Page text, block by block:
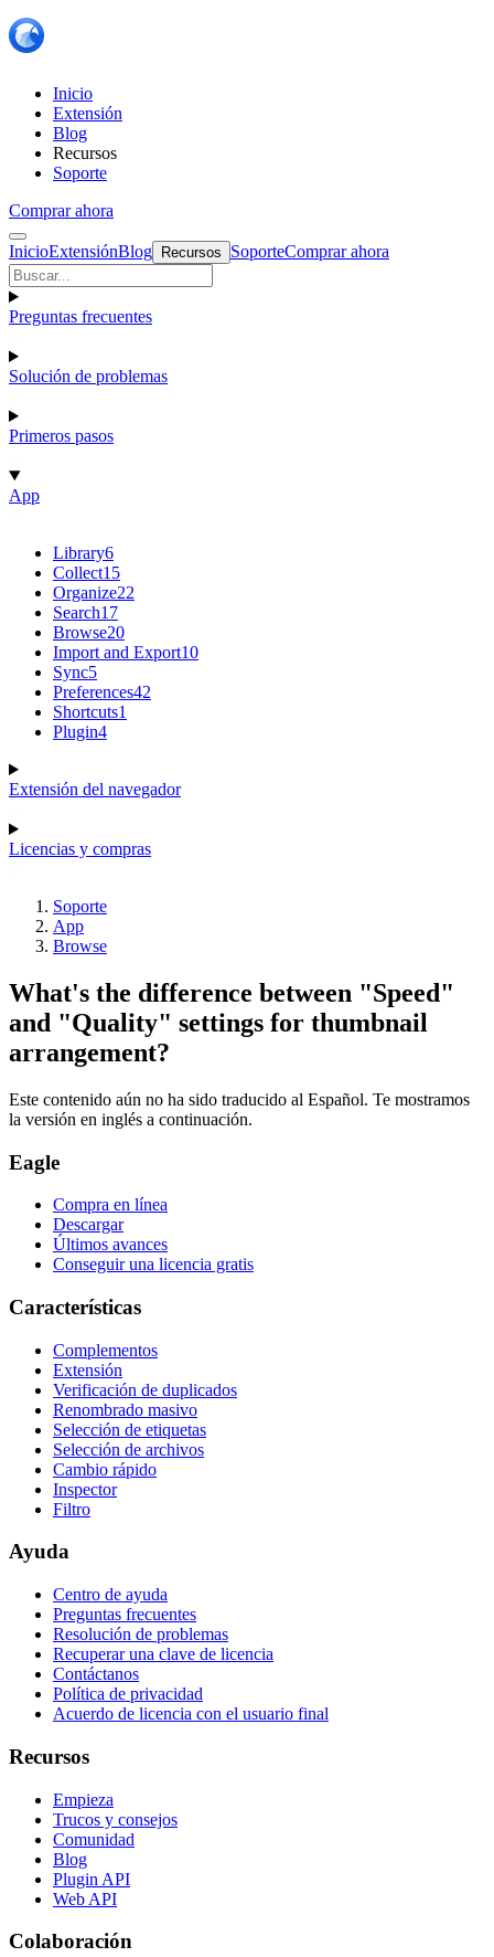
Inicio
Extensión
Blog
Recursos
Soporte
Comprar ahora
InicioExtensiónBlog Recursos SoporteComprar ahora
Preguntas frecuentes
Solución de problemas
Primeros pasos
App
Library6
Collect15
Organize22
Search17
Browse20
Import and Export10
Sync5
Preferences42
Shortcuts1
Plugin4
Extensión del navegador
Licencias y compras
Soporte
App
Browse
What's the difference between "Speed"
and "Quality" settings for thumbnail
arrangement?
Este contenido aún no ha sido traducido al Español. Te mostramos
la versión en inglés a continuación.
Eagle
Compra en línea
Descargar
Últimos avances
Conseguir una licencia gratis
Características
Complementos
Extensión
Verificación de duplicados
Renombrado masivo
Selección de etiquetas
Selección de archivos
Cambio rápido
Inspector
Filtro
Ayuda
Centro de ayuda
Preguntas frecuentes
Resolución de problemas
Recuperar una clave de licencia
Contáctanos
Política de privacidad
Acuerdo de licencia con el usuario final
Recursos
Empieza
Trucos y consejos
Comunidad
Blog
Plugin API
Web API
Colaboración